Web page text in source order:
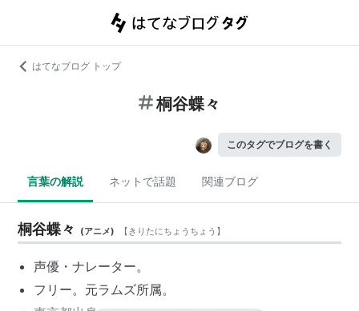
はてなブログ トップ
桐谷蝶々
このタグでブログを書く
言葉の解説 ネットで話題 関連ブログ
桐谷蝶々 (アニメ) 【きりたにちょうちょう 】
声優・ナレーター。
フリー。元ラムズ所属。